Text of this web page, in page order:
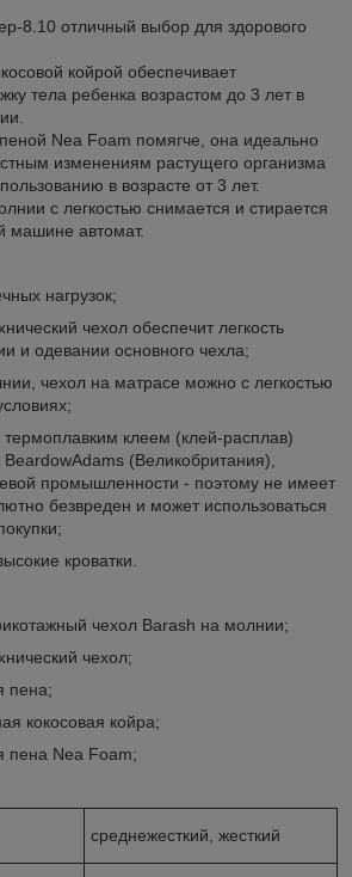
8.10 отличный выбор для здорового
койрой обеспечивает
тела ребенка возрастом до 3 лет в
Nea Foam помягче, она идеально
изменениям растущего организма
в возрасте от 3 лет.
с легкостью снимается и стирается
машине автомат.
нагрузок;
чехол обеспечит легкость
и одевании основного чехла;
чехол на матрасе можно с легкостью
клеем (клей-расплав)
(Великобритания),
промышленности - поэтому не имеет
безвреден и может использоваться
кроватки.
чехол Barash на молнии;
чехол;
койра;
Nea Foam;
среднежесткий, жесткий